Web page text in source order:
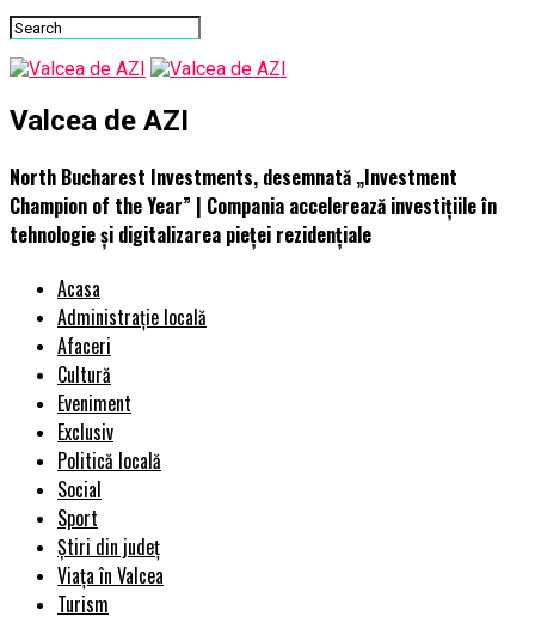
Valcea de AZI
North Bucharest Investments, desemnată „Investment
Champion of the Year” | Compania accelerează investițiile în
tehnologie și digitalizarea pieței rezidențiale
Acasa
Administrație locală
Afaceri
Cultură
Eveniment
Exclusiv
Politică locală
Social
Sport
Știri din județ
Viața în Valcea
Turism